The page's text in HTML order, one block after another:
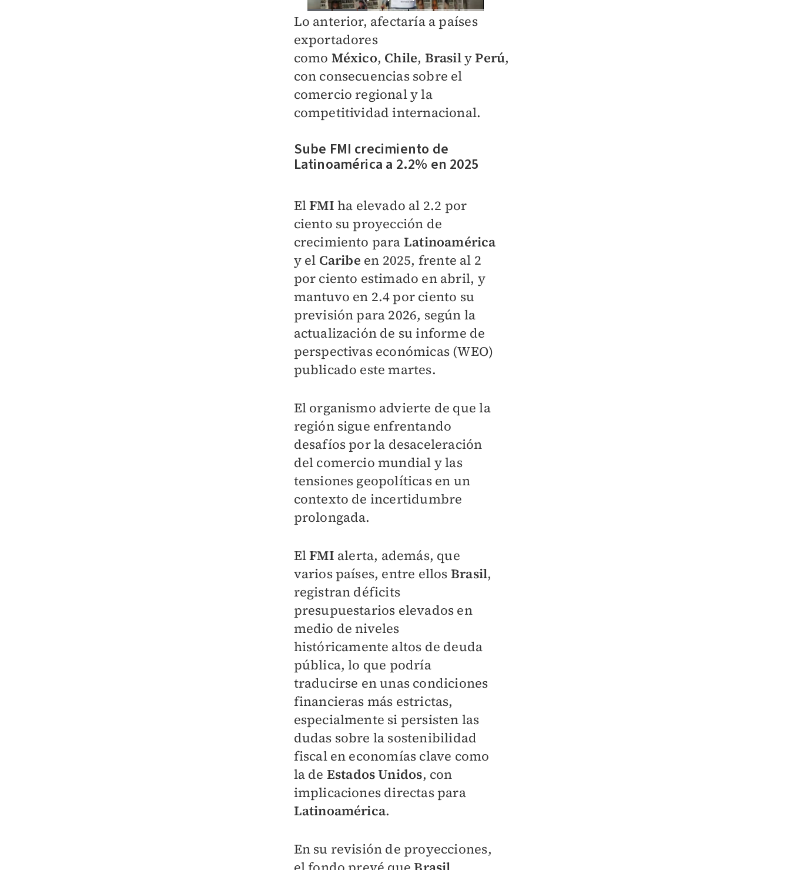
Lo anterior, afectaría a países
exportadores
como México, Chile, BrasilyPerú,
con consecuencias sobre el
comercio regional y la
competitividad internacional.
Sube FMI crecimiento de
Latinoamérica a 2.2% en 2025
ElFMI ha elevado al 2.2 por
ciento su proyección de
crecimiento para Latinoamérica
y el Caribe en 2025, frente al 2
por ciento estimado en abril, y
mantuvo en 2.4 por ciento su
previsión para 2026, según la
actualización de su informe de
perspectivas económicas (WEO)
publicado este martes.
El organismo advierte de que la
región sigue enfrentando
desafíos por la desaceleración
del comercio mundial y las
tensiones geopolíticas en un
contexto de incertidumbre
prolongada.
ElFMI alerta, además, que
varios países, entre ellos Brasil,
registran déficits
presupuestarios elevados en
medio de niveles
históricamente altos de deuda
pública, lo que podría
traducirse en unas condiciones
financieras más estrictas,
especialmente si persisten las
dudas sobre la sostenibilidad
fiscal en economías clave como
la de Estados Unidos, con
implicaciones directas para
Latinoamérica.
En su revisión de proyecciones,